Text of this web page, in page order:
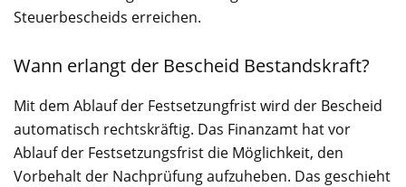
Steuerbescheids erreichen.
Wann erlangt der Bescheid Bestandskraft?
Mit dem Ablauf der Festsetzungfrist wird der Bescheid
automatisch rechtskräftig. Das Finanzamt hat vor
Ablauf der Festsetzungsfrist die Möglichkeit, den
Vorbehalt der Nachprüfung aufzuheben. Das geschieht